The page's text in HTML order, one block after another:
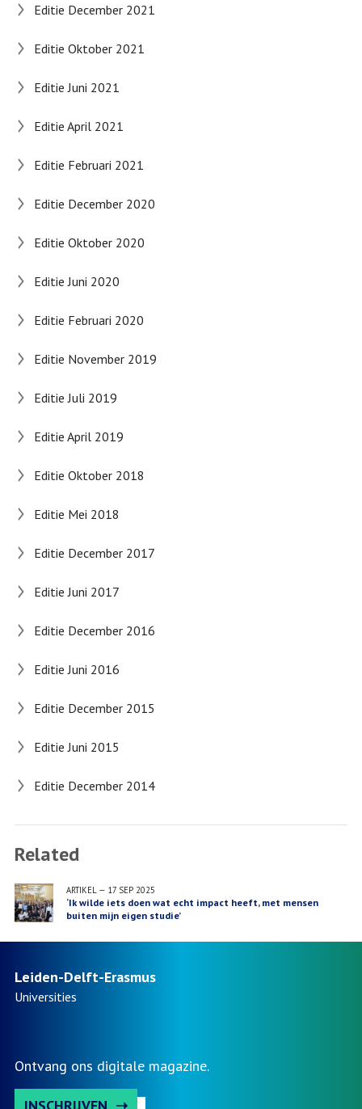
Editie December 2021
Editie Oktober 2021
Editie Juni 2021
Editie April 2021
Editie Februari 2021
Editie December 2020
Editie Oktober 2020
Editie Juni 2020
Editie Februari 2020
Editie November 2019
Editie Juli 2019
Editie April 2019
Editie Oktober 2018
Editie Mei 2018
Editie December 2017
Editie Juni 2017
Editie December 2016
Editie Juni 2016
Editie December 2015
Editie Juni 2015
Editie December 2014
Related
ARTIKEL — 17 SEP 2025
‘Ik wilde iets doen wat echt impact heeft, met mensen
buiten mijn eigen studie’
Leiden-Delft-Erasmus
Universities
Ontvang ons digitale magazine.
INSCHRIJVEN